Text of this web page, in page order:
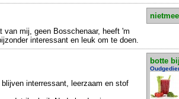
van mij, geen Bosschenaar, heeft 'm
interessant en leuk om te doen.
botte
interressant, leerzaam en stof